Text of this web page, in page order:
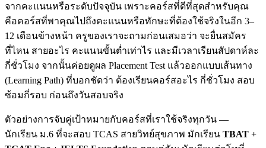
จากคะแนนหรือระดับปัจจุบัน เพราะคอร์สที่ดีที่สุดสำหรับคุณ
คือคอร์สที่พาคุณไปถึงคะแนนหรือทักษะที่ต้องใช้จริงในอีก 3–
12 เดือนข้างหน้า ครูของเราจะถามก่อนเสมอว่า จะยื่นสมัคร
ที่ไหน สายอะไร คะแนนขั้นต่ำเท่าไร และมีเวลาเรียนสัปดาห์ละ
กี่ชั่วโมง จากนั้นค่อยดูผล Placement Test แล้วออกแบบเส้นทาง
(Learning Path) ที่บอกชัดว่า ต้องเรียนคอร์สอะไร กี่ชั่วโมง สอบ
ซ้อมกี่รอบ ก่อนถึงวันสอบจริง
ตัวอย่างการจับคู่เป้าหมายกับคอร์สที่เราใช้จริงทุกวัน —
นักเรียน ม.6 ที่จะสอบ TCAS สายวิทย์สุขภาพ มักเรียน TBAT +